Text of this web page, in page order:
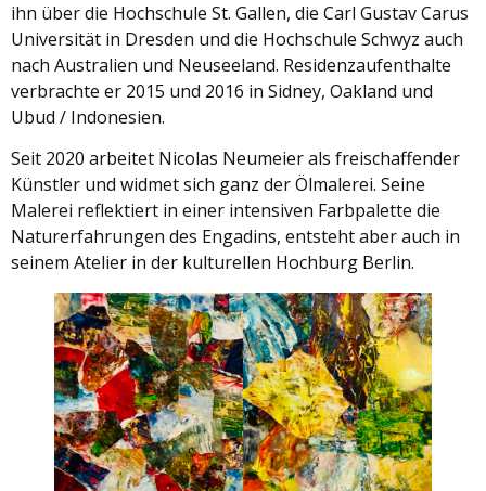
ihn über die Hochschule St. Gallen, die Carl Gustav Carus
Universität in Dresden und die Hochschule Schwyz auch
nach Australien und Neuseeland. Residenzaufenthalte
verbrachte er 2015 und 2016 in Sidney, Oakland und
Ubud / Indonesien.
Seit 2020 arbeitet Nicolas Neumeier als freischaffender
Künstler und widmet sich ganz der Ölmalerei. Seine
Malerei reflektiert in einer intensiven Farbpalette die
Naturerfahrungen des Engadins, entsteht aber auch in
seinem Atelier in der kulturellen Hochburg Berlin.